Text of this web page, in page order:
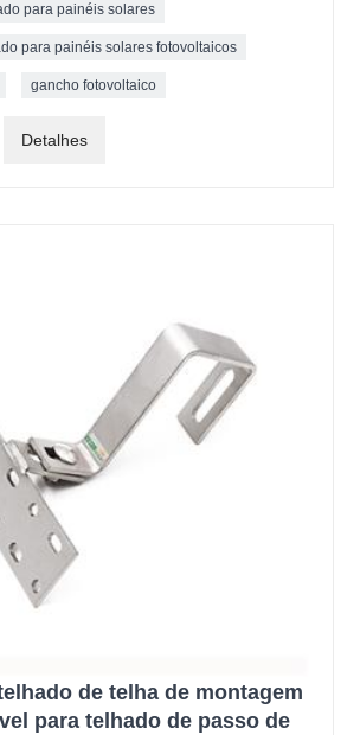
para painéis solares
para painéis solares fotovoltaicos
gancho fotovoltaico
Detalhes
de telha de montagem
para telhado de passo de